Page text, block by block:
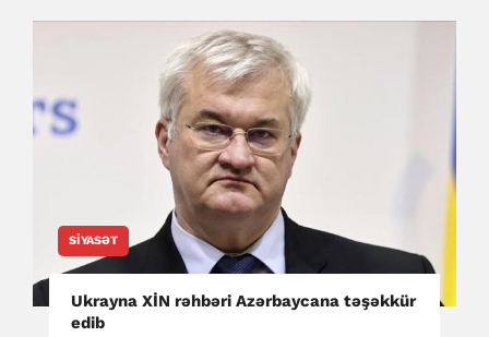
SIYASƏT
Ukrayna XİN rəhbəri Azərbaycana təşəkkür
edib